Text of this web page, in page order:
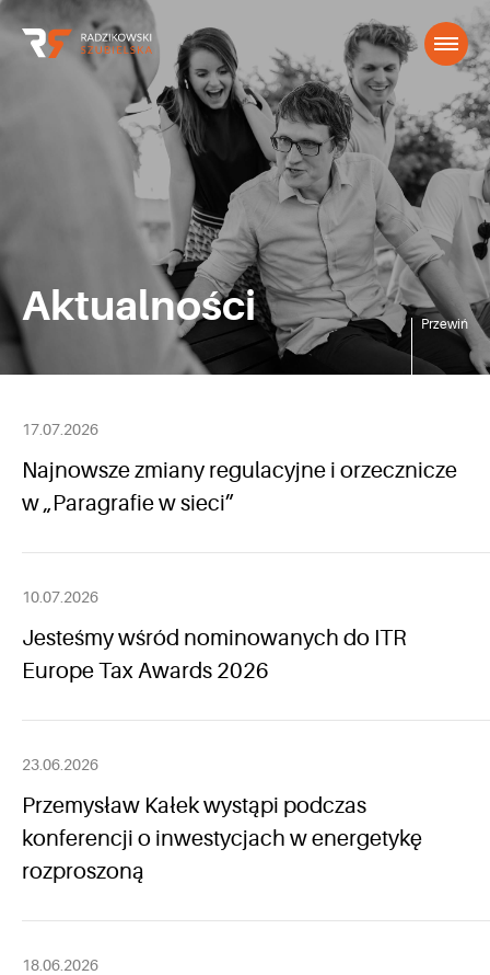
Aktualności Przewiń
17.07.2026
Najnowsze zmiany regulacyjne i orzecznicze
w „Paragrafie w sieci”
10.07.2026
Jesteśmy wśród nominowanych do ITR
Europe Tax Awards 2026
23.06.2026
Przemysław Kałek wystąpi podczas
konferencji o inwestycjach w energetykę
rozproszoną
18.06.2026